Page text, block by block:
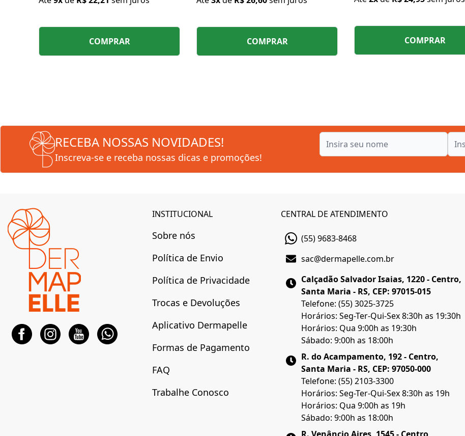
COMPRAR COMPRAR COMPRAR
RECEBA NOSSAS NOVIDADES!
Inscreva-se e receba nossas dicas e promoções!
INSTITUCIONAL
Sobre nós
Política de Envio
Política de Privacidade
Trocas e Devoluções
Aplicativo Dermapelle
Formas de Pagamento
FAQ
Trabalhe Conosco
CENTRAL DE ATENDIMENTO
(55) 9683-8468
sac@dermapelle.com.br
Calçadão Salvador Isaias, 1220 - Centro,
Santa Maria - RS, CEP: 97015-015
Telefone: (55) 3025-3725
Horários: Seg-Ter-Qui-Sex 8:30h as 19:30h
Horários: Qua 9:00h as 19:30h
Sábado: 9:00h as 18:00h
R. do Acampamento, 192 - Centro,
Santa Maria - RS, CEP: 97050-000
Telefone: (55) 2103-3300
Horários: Seg-Ter-Qui-Sex 8:30h as 19h
Horários: Qua 9:00h as 19h
Sábado: 9:00h as 18:00h
R. Venâncio Aires, 1545 - Centro,